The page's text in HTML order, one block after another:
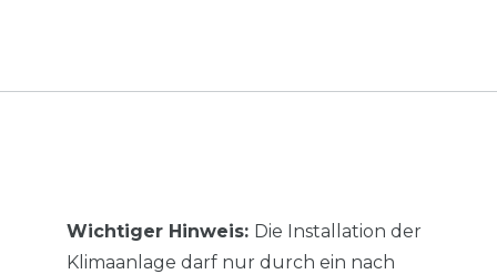
Wichtiger Hinweis: Die Installation der
Klimaanlage darf nur durch ein nach